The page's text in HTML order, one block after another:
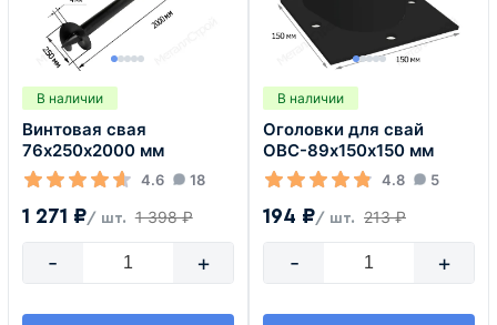
В наличии
Винтовая свая
76х250х2000 мм
4.6 18
1 271 ₽/ шт. 1 398 ₽
- +
В наличии
Оголовки для свай
ОВС-89х150х150 мм
4.8 5
194 ₽/ шт. 213 ₽
- +